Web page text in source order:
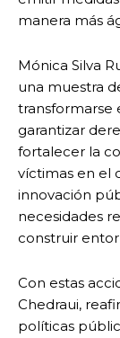
manera más
Mónica Silva
una muestra
transformarse
garantizar
fortalecer la
víctimas en el
innovación
necesidades
construir
Con estas
Chedraui,
políticas